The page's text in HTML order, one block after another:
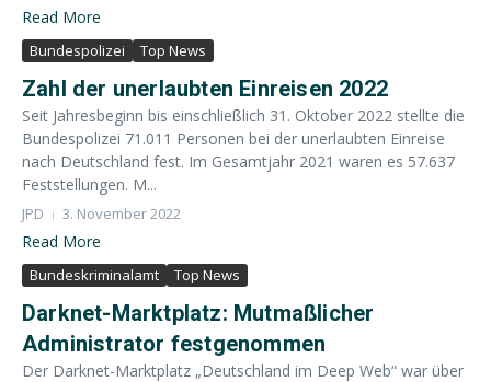
Read More
Bundespolizei Top News
Zahl der unerlaubten Einreisen 2022
Seit Jahresbeginn bis einschließlich 31. Oktober 2022 stellte die
Bundespolizei 71.011 Personen bei der unerlaubten Einreise
nach Deutschland fest. Im Gesamtjahr 2021 waren es 57.637
Feststellungen. M...
JPD 3. November 2022
Read More
Bundeskriminalamt Top News
Darknet-Marktplatz: Mutmaßlicher
Administrator festgenommen
Der Darknet-Marktplatz „Deutschland im Deep Web“ war über